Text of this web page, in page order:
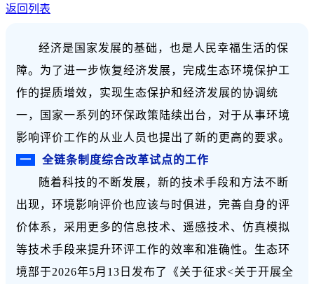
返回列表
经济是国家发展的基础，也是人民幸福生活的保
障。为了进一步恢复经济发展，完成生态环境保护工
作的提质增效，实现生态保护和经济发展的协调统
一，国家一系列的环保政策陆续出台，对于从事环境
影响评价工作的从业人员也提出了新的更高的要求。
一
全链条制度综合改革试点的工作
随着科技的不断发展，新的技术手段和方法不断
出现，环境影响评价也应该与时俱进，完善自身的评
价体系，采用更多的信息技术、遥感技术、仿真模拟
等技术手段来提升环评工作的效率和准确性。生态环
境部于2026年5月13日发布了《关于征求<关于开展全